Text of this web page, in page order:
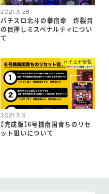
2021.3.28
パチスロ北斗の拳宿命 炸裂目
の目押しミスペナルティについ
て
ハイエナ情報
2021.3.5
【完成版】6号機南国育ちのリセ
ット狙いについて